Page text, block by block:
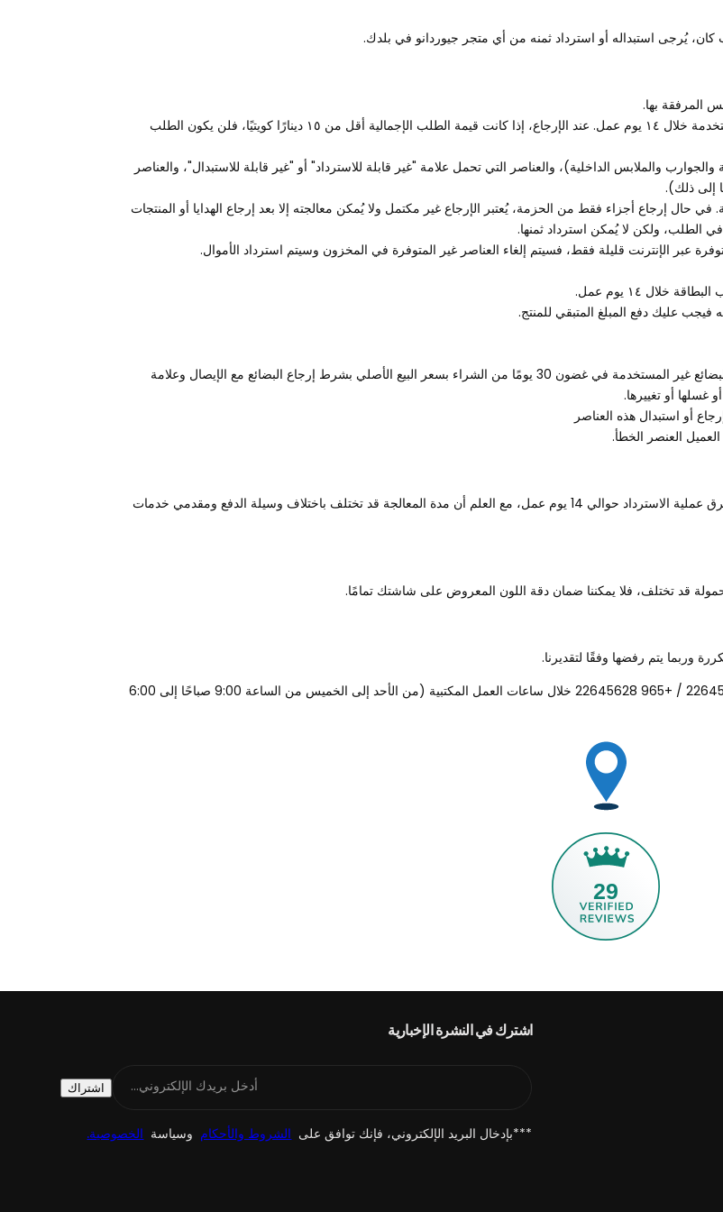
كان، يُرجى استبداله أو استرداد ثمنه من أي متجر جيوردانو في بلدك.
المرفقة بها.
في حال إرجاع المنتج/المنتجات، سيتم رد المبلغ المستحق إلى نفس حساب البطاقة المستخدمة خلال ١٤ يوم عمل. عند الإرجاع، إذا كانت قيمة الطلب الإجمالية أقل من ١٥ دينارًا كويتيًا، فلن يكون الطلب
والملابس الداخلية)، والعناصر التي تحمل علامة "غير قابلة للاسترداد" أو "غير قابلة للاستبدال"، والعناصر
إلى ذلك).
إرجاع أجزاء فقط من الحزمة، يُعتبر الإرجاع غير مكتمل ولا يُمكن معالجته إلا بعد إرجاع الهدايا أو المنتجات
الطلب، ولكن لا يُمكن استرداد ثمنها.
عبر الإنترنت قليلة فقط، فسيتم إلغاء العناصر غير المتوفرة في المخزون وسيتم استرداد الأموال.
١٤ يوم عمل.
فيجب عليك دفع المبلغ المتبقي للمنتج.
سوف يساعدك أي متجر جيوردانو للتجزئة في الكويت بكل سرور في إرجاع أو استبدال البضائع غير المستخدمة في غضون 30 يومًا من الشراء بسعر البيع الأصلي بشرط إرجاع البضائع مع الإيصال وعلامة
أو استبدال هذه العناصر
العنصر الخطأ.
سيتم معالجة استرداد أموالك بناءً على طريقة الدفع الأصلية المستخدمة في عملية الشراء. تستغرق عملية الاسترداد حوالي 14 يوم عمل، مع العلم أن مدة المعالجة قد تختلف باختلاف وسيلة الدفع ومقدمي خدمات
قد تختلف، فلا يمكننا ضمان دقة اللون المعروض على شاشتك تمامًا.
وربما يتم رفضها وفقًا لتقديرنا.
أو الاتصال على +965 22645627 / +965 22645628 خلال ساعات العمل المكتبية (من الأحد إلى الخميس من الساعة 9:00 صباحًا إلى 6:00
29
اشترك في النشرة الإخبارية
أدخل بريدك الإلكتروني... اشتراك
***بإدخال البريد الإلكتروني، فإنك توافق على الشروط والأحكام وسياسة الخصوصية.